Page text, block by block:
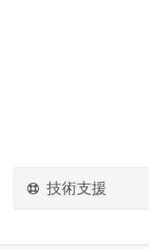
技術支援